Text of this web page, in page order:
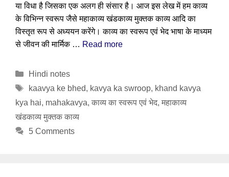
या विधा है जिसका एक अलग ही संसार है। आज इस लेख में हम काव्य
के विभिन्न स्वरूप जैसे महाकाव्य खंडकाव्य मुक्तक काव्य आदि का
विस्तृत रूप से अध्ययन करेंगे। काव्य का स्वरूप एवं भेद भाषा के माध्यम
से जीवन की मार्मिक … Read more
Categories
Hindi notes
Tags
kaavya ke bhed, kavya ka swroop, khand kavya
kya hai, mahakavya, काव्य का स्वरूप एवं भेद, महाकाव्य
खंडकाव्य मुक्तक काव्य
5 Comments